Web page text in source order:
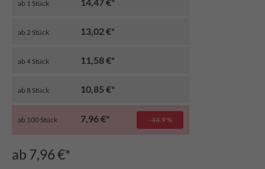
ab 7,96 €*
ab 1 Stück
ab 2 Stück 13,02 €*
ab 4 Stück 11,58 €*
ab 8 Stück 10,85 €*
ab 100 Stück 7,96 €* - 44.9 %